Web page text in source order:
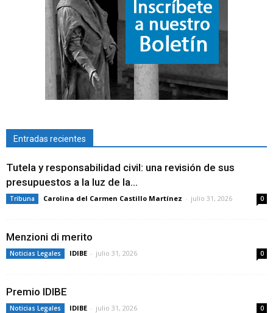
Entradas recientes
Tutela y responsabilidad civil: una revisión de sus
presupuestos a la luz de la...
Tribuna Carolina del Carmen Castillo Martínez - julio 31, 2026 0
Menzioni di merito
Noticias Legales IDIBE - julio 31, 2026 0
Premio IDIBE
Noticias Legales IDIBE - julio 31, 2026 0